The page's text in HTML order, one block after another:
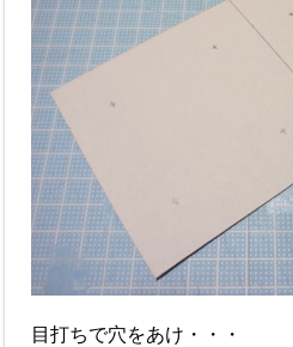
目打ちで穴をあけ・・・